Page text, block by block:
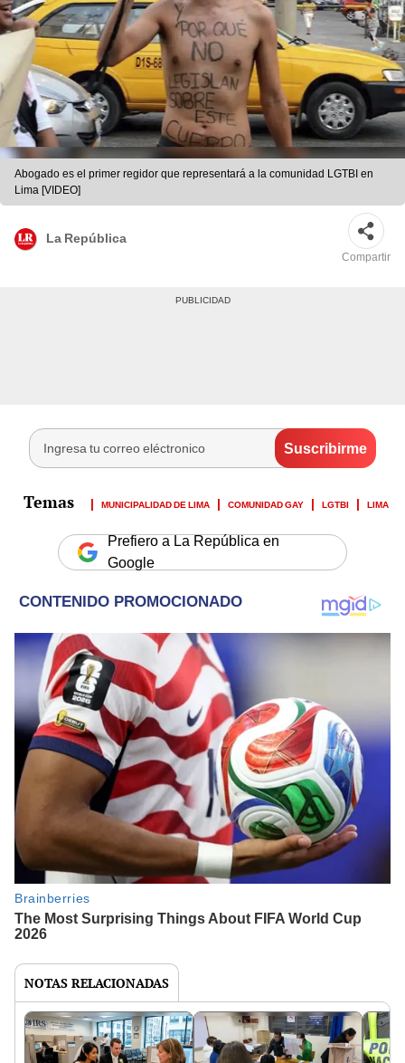
Abogado es el primer regidor que representará a la comunidad LGTBI en
Lima [VIDEO]
La República
Compartir
MUNICIPALIDAD DE LIMA COMUNIDAD GAY LGTBI LIMA
Prefiero a La República en
Google
NOTAS RELACIONADAS